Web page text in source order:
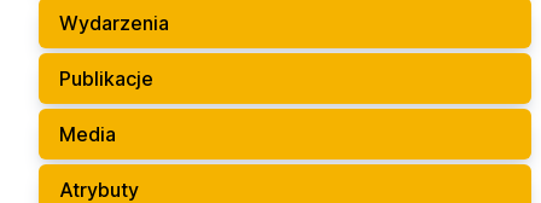
Wydarzenia
Publikacje
Media
Atrybuty